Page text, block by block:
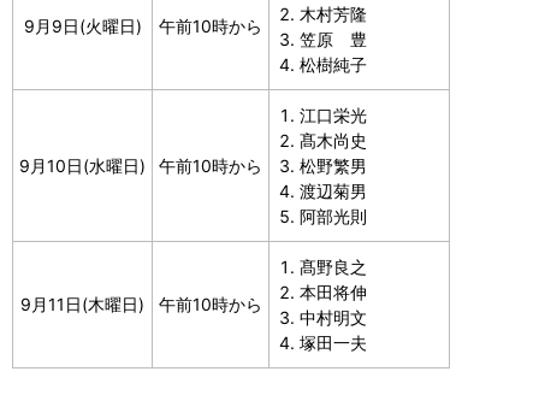
9月9日(火曜日) 午前10時から
木村芳隆
笠原 豊
松樹純子
9月10日(水曜日) 午前10時から
江口栄光
髙木尚史
松野繁男
渡辺菊男
阿部光則
9月11日(木曜日) 午前10時から
髙野良之
本田将伸
中村明文
塚田一夫